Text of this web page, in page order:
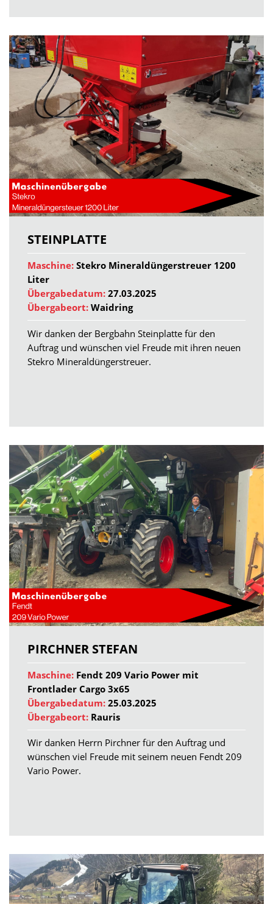
STEINPLATTE
Maschine: Stekro Mineraldüngerstreuer 1200
Liter
Übergabedatum: 27.03.2025
Übergabeort: Waidring
Wir danken der Bergbahn Steinplatte für den
Auftrag und wünschen viel Freude mit ihren neuen
Stekro Mineraldüngerstreuer.
PIRCHNER STEFAN
Maschine: Fendt 209 Vario Power mit
Frontlader Cargo 3x65
Übergabedatum: 25.03.2025
Übergabeort: Rauris
Wir danken Herrn Pirchner für den Auftrag und
wünschen viel Freude mit seinem neuen Fendt 209
Vario Power.